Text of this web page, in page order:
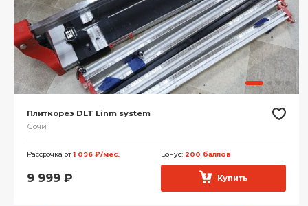
Плиткорез DLT Linm system
Сочи
Рассрочка от1 096 ₽/мес. Бонус: 200 баллов
9 999 ₽ Купить